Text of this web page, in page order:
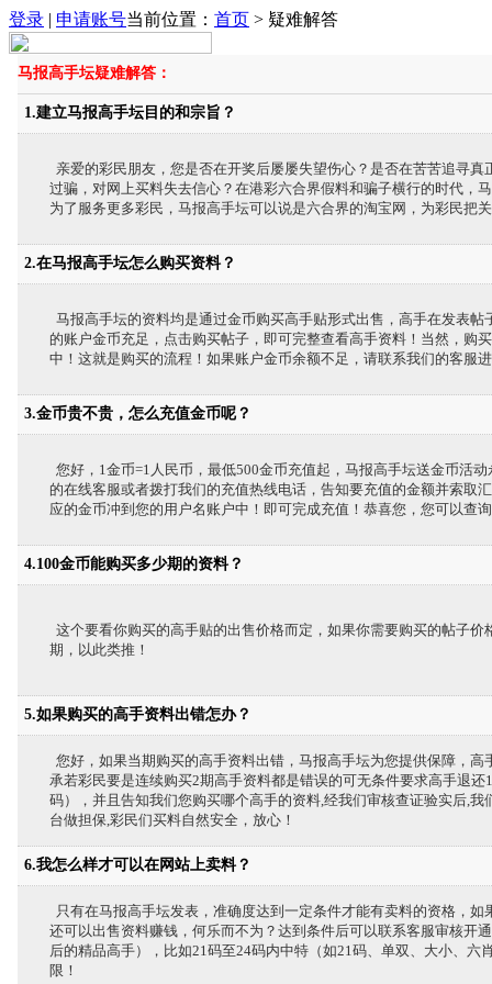
登录 | 申请账号当前位置： 首页 > 疑难解答
马报高手坛疑难解答：
1.建立马报高手坛目的和宗旨？
亲爱的彩民朋友，您是否在开奖后屡屡失望伤心？是否在苦苦追寻
过骗，对网上买料失去信心？在港彩六合界假料和骗子横行的时代，
为了服务更多彩民，马报高手坛可以说是六合界的淘宝网，为彩民把
2.在马报高手坛怎么购买资料？
马报高手坛的资料均是通过金币购买高手贴形式出售，高手在发表
的账户金币充足，点击购买帖子，即可完整查看高手资料！当然，购
中！这就是购买的流程！如果账户金币余额不足，请联系我们的客服
3.金币贵不贵，怎么充值金币呢？
您好，1金币=1人民币，最低500金币充值起，马报高手坛送金币活
的在线客服或者拨打我们的充值热线电话，告知要充值的金额并索取
应的金币冲到您的用户名账户中！即可完成充值！恭喜您，您可以查
4.100金币能购买多少期的资料？
这个要看你购买的高手贴的出售价格而定，如果你需要购买的帖子
期，以此类推！
5.如果购买的高手资料出错怎办？
您好，如果当期购买的高手资料出错，马报高手坛为您提供保障，
承若彩民要是连续购买2期高手资料都是错误的可无条件要求高手退
码），并且告知我们您购买哪个高手的资料,经我们审核查证验实后,
台做担保,彩民们买料自然安全，放心！
6.我怎么样才可以在网站上卖料？
只有在马报高手坛发表，准确度达到一定条件才能有卖料的资格，
还可以出售资料赚钱，何乐而不为？达到条件后可以联系客服审核开
后的精品高手），比如21码至24码内中特（如21码、单双、大小、
限！